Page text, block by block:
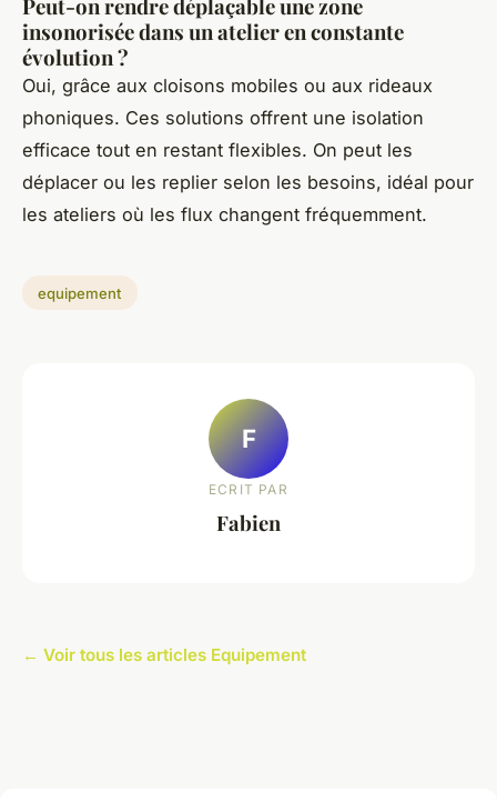
Peut-on rendre déplaçable une zone
insonorisée dans un atelier en constante
évolution ?
Oui, grâce aux cloisons mobiles ou aux rideaux
phoniques. Ces solutions offrent une isolation
efficace tout en restant flexibles. On peut les
déplacer ou les replier selon les besoins, idéal pour
les ateliers où les flux changent fréquemment.
equipement
F
ECRIT PAR
Fabien
← Voir tous les articles Equipement